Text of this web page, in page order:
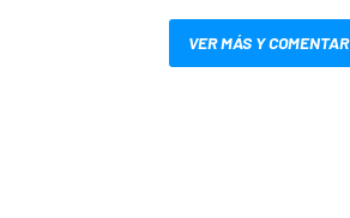
VER MÁS Y COMENTAR